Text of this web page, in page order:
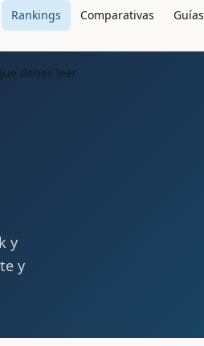
Rankings Comparativas Guías
debes leer
y
y